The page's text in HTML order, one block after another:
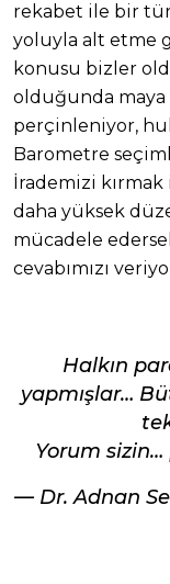
rekabet ile bir
yoluyla alt etme
konusu bizler
olduğunda maya
perçinleniyor,
Barometre
İrademizi
daha yüksek
mücadele
cevabımızı
Halkın
yapmışlar…
Yorum sizin…
— Dr. Adnan